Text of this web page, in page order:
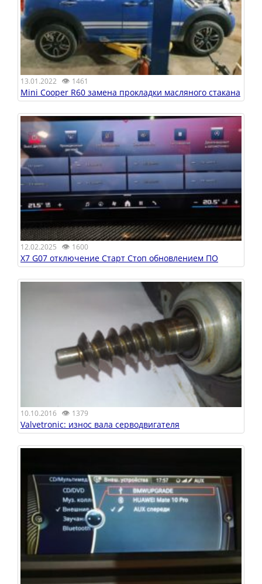
13.01.2022 👁 1461
Mini Cooper R60 замена прокладки масляного стакана
12.02.2025 👁 1600
X7 G07 отключение Старт Стоп обновлением ПО
10.10.2016 👁 1379
Valvetronic: износ вала серводвигателя